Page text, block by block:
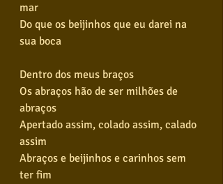
mar
Do que os beijinhos que eu darei na
sua boca
Dentro dos meus braços
Os abraços hão de ser milhões de
abraços
Apertado assim, colado assim, calado
assim
Abraços e beijinhos e carinhos sem
ter fim